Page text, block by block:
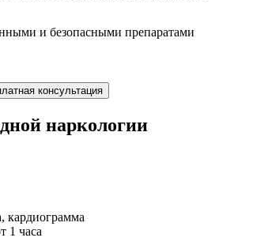
и безопасными препаратами
консультация
наркологии
кардиограмма
1 часа